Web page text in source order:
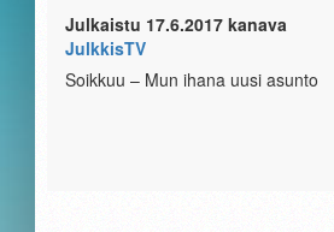
Julkaistu 17.6.2017 kanava
JulkkisTV
Soikkuu – Mun ihana uusi asunto